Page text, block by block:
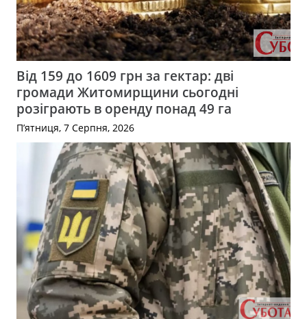
Від 159 до 1609 грн за гектар: дві
громади Житомирщини сьогодні
розіграють в оренду понад 49 га
П’ятниця, 7 Серпня, 2026